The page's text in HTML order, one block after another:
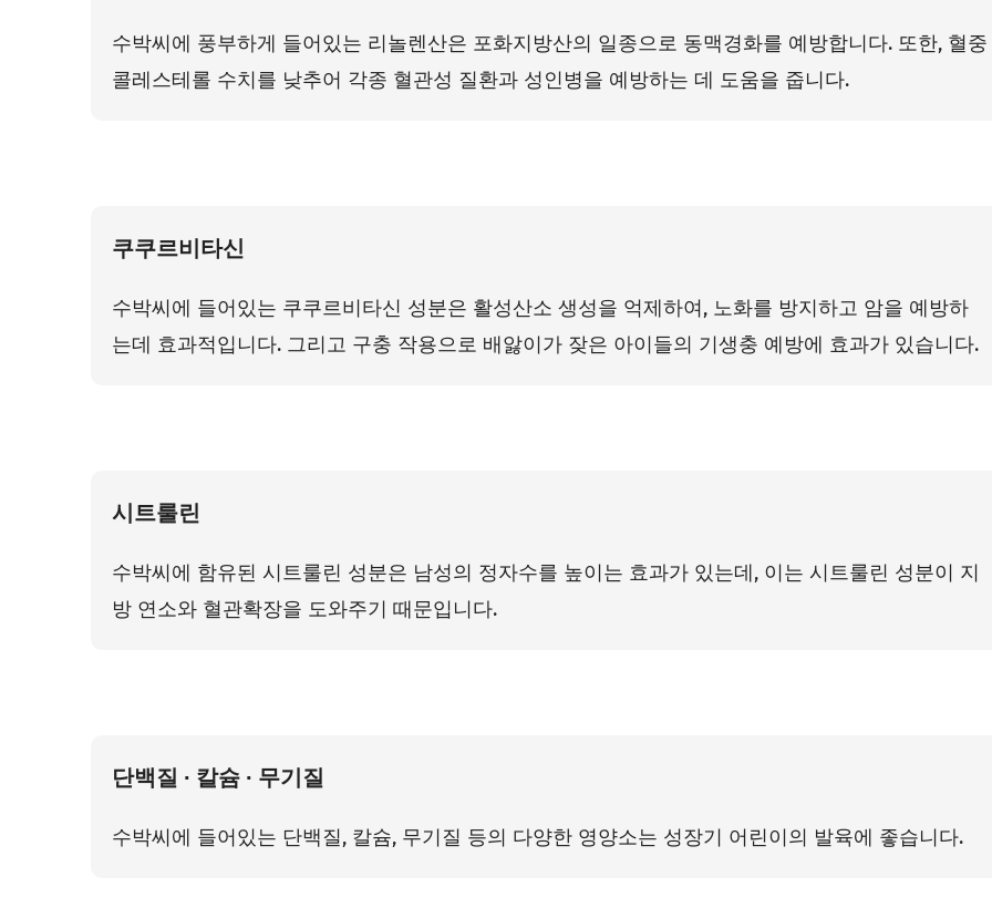
수박씨에 풍부하게 들어있는 리놀렌산은 포화지방산의 일종으로 동맥경화를 예방합니다. 또한, 혈중
콜레스테롤 수치를 낮추어 각종 혈관성 질환과 성인병을 예방하는 데 도움을 줍니다.
쿠쿠르비타신
수박씨에 들어있는 쿠쿠르비타신 성분은 활성산소 생성을 억제하여, 노화를 방지하고 암을 예방하
는데 효과적입니다. 그리고 구충 작용으로 배앓이가 잦은 아이들의 기생충 예방에 효과가 있습니다.
시트룰린
수박씨에 함유된 시트룰린 성분은 남성의 정자수를 높이는 효과가 있는데, 이는 시트룰린 성분이 지
방 연소와 혈관확장을 도와주기 때문입니다.
단백질 ∙ 칼슘 ∙ 무기질
수박씨에 들어있는 단백질, 칼슘, 무기질 등의 다양한 영양소는 성장기 어린이의 발육에 좋습니다.